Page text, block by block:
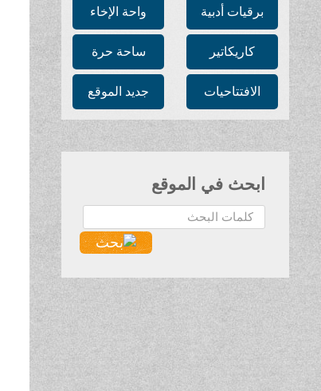
برقيات أدبية واحة الإخاء
كاريكاتير ساحة حرة
الافتتاحيات جديد الموقع
ابحث في الموقع
البحث...